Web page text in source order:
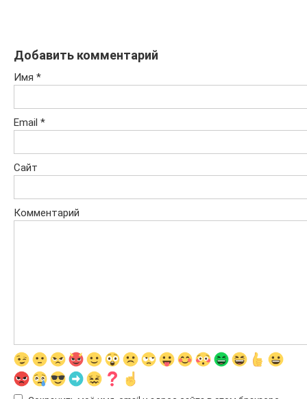
Добавить комментарий
Имя *
Email *
Сайт
Комментарий